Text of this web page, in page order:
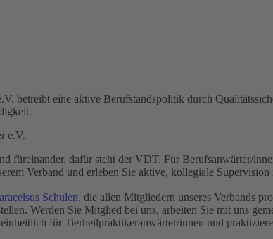
betreibt eine aktive Berufstandspolitik durch
füreinander, dafür steht der VDT. Für Berufsanwärter/
Verband und erleben Sie aktive, kollegiale
Schulen, die allen Mitgliedern unseres Verbands
Werden Sie Mitglied bei uns, arbeiten Sie mit uns
für Tierheilpraktikeranwärter/innen und